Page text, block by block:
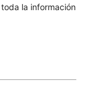
la información